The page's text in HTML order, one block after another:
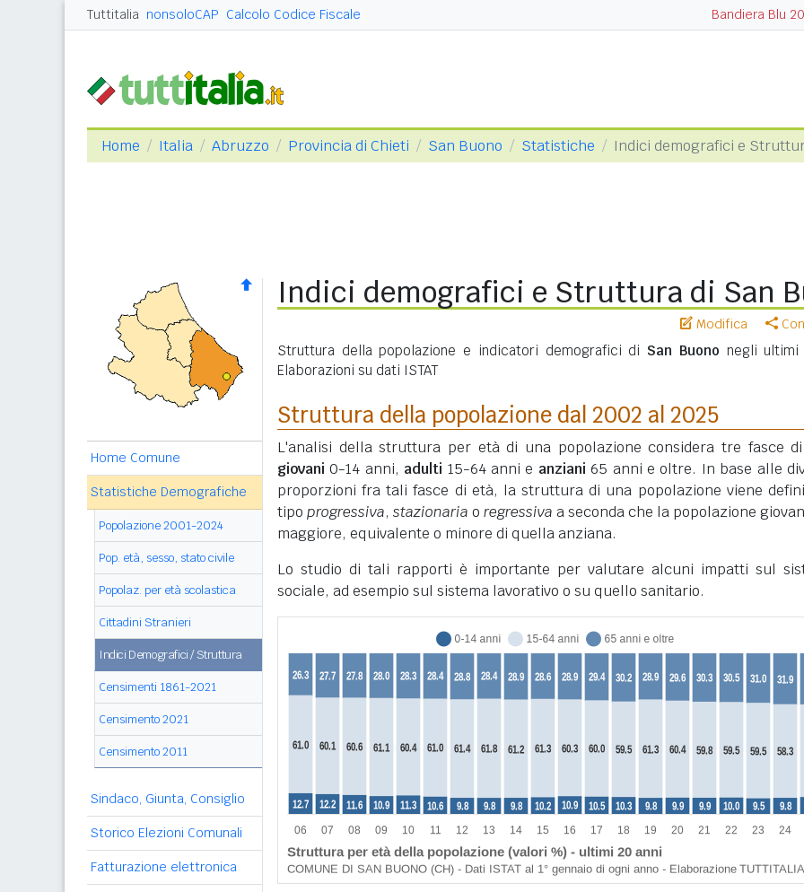
Tuttitalia nonsoloCAP Calcolo Codice Fiscale Bandiera Blu
Home Italia Abruzzo Provincia di Chieti San Buono Statistiche Indici demografici e
Home Comune
Statistiche Demografiche
Popolazione 2001-2024
Pop. età, sesso, stato civile
Popolaz. per età scolastica
Cittadini Stranieri
Indici Demografici / Struttura
Censimenti 1861-2021
Censimento 2021
Censimento 2011
Sindaco, Giunta, Consiglio
Storico Elezioni Comunali
Fatturazione elettronica
Indici demografici e Struttura di San
Modifica
Struttura della popolazione e indicatori demografici di San Buono negli ultimi
Elaborazioni su dati ISTAT
Struttura della popolazione dal 2002 al 2025
L'analisi della struttura per età di una popolazione considera tre fasce
giovani 0-14 anni, adulti 15-64 anni e anziani 65 anni e oltre. In base alle
proporzioni fra tali fasce di età, la struttura di una popolazione viene
tipo progressiva, stazionaria o regressiva a seconda che la popolazione
maggiore, equivalente o minore di quella anziana.
Lo studio di tali rapporti è importante per valutare alcuni impatti sul
sociale, ad esempio sul sistema lavorativo o su quello sanitario.